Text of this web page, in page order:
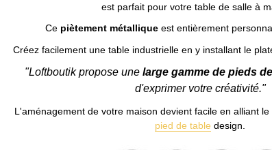
est parfait pour votre table de salle à
Ce piètement métallique est entièrement
Créez facilement une table industrielle en y installant le
"Loftboutik propose une large gamme de pieds
d'exprimer votre créativité."
L'aménagement de votre maison devient facile en alliant
pied de table design.